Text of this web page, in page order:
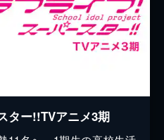
ター!!TVアニメ3期